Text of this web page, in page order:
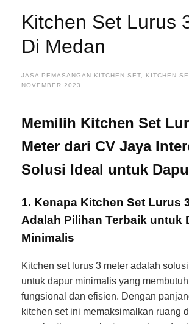
Kitchen Set Lurus
Di Medan
JASA PEMASANGAN KITCHEN SET KITCHEN
NOVEMBER 2023
Memilih Kitchen Set
Meter dari CV Jaya
Solusi Ideal untuk
1. Kenapa Kitchen Set Lurus
Adalah Pilihan Terbaik untuk
Minimalis
Kitchen set lurus 3 meter adalah
untuk dapur minimalis yang
fungsional dan efisien. Dengan
kitchen set ini memaksimalkan ruang